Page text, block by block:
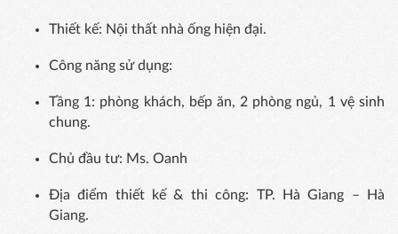
Thiết kế: Nội thất nhà ống hiện đại.
Công năng sử dụng:
Tầng 1: phòng khách, bếp ăn, 2 phòng ngủ, 1 vệ sinh
chung.
Chủ đầu tư: Ms. Oanh
Địa điểm thiết kế & thi công: TP. Hà Giang – Hà
Giang.